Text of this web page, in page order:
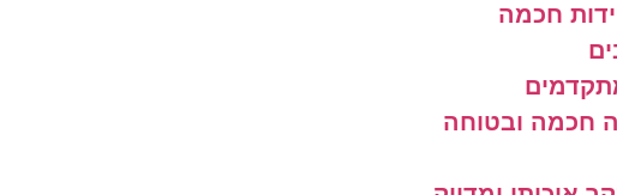
חכמה
חכמה ובטוחה